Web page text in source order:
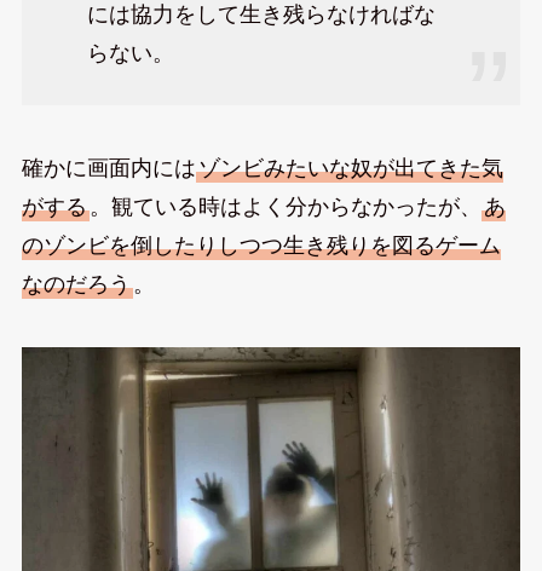
には協力をして生き残らなければな
らない。
確かに画面内にはゾンビみたいな奴が出てきた気
がする。観ている時はよく分からなかったが、 あ
のゾンビを倒したりしつつ生き残りを図るゲーム
なのだろう。